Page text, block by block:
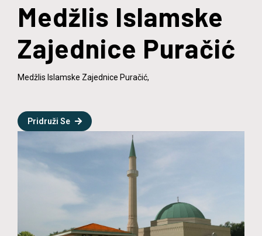
Medžlis Islamske
Zajednice Puračić
Medžlis Islamske Zajednice Puračić,
Pridruži Se